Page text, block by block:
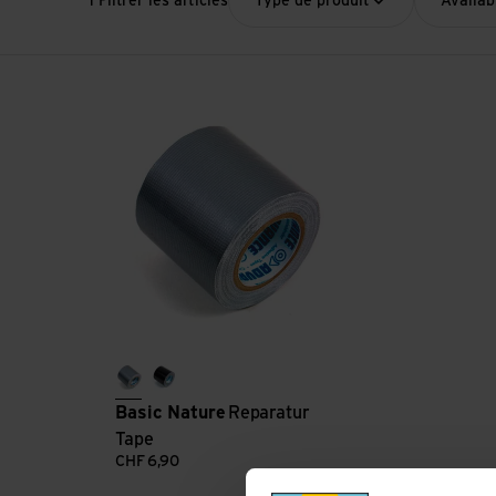
silberschwarz
Basic Nature Reparatur
Tape
CHF 6,90